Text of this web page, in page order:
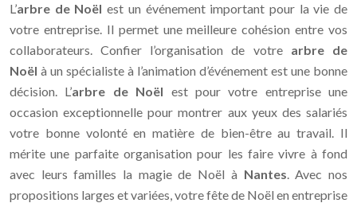
L’arbre de Noël est un événement important pour la vie de
votre entreprise. Il permet une meilleure cohésion entre vos
collaborateurs. Confier l’organisation de votre arbre de
Noël à un spécialiste à l’animation d’événement est une bonne
décision. L’arbre de Noël est pour votre entreprise une
occasion exceptionnelle pour montrer aux yeux des salariés
votre bonne volonté en matière de bien-être au travail. Il
mérite une parfaite organisation pour les faire vivre à fond
avec leurs familles la magie de Noël à Nantes. Avec nos
propositions larges et variées, votre fête de Noël en entreprise